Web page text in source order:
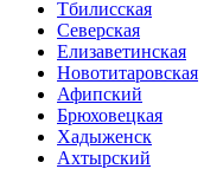
Тбилисская
Северская
Елизаветинская
Новотитаровская
Афипский
Брюховецкая
Хадыженск
Ахтырский